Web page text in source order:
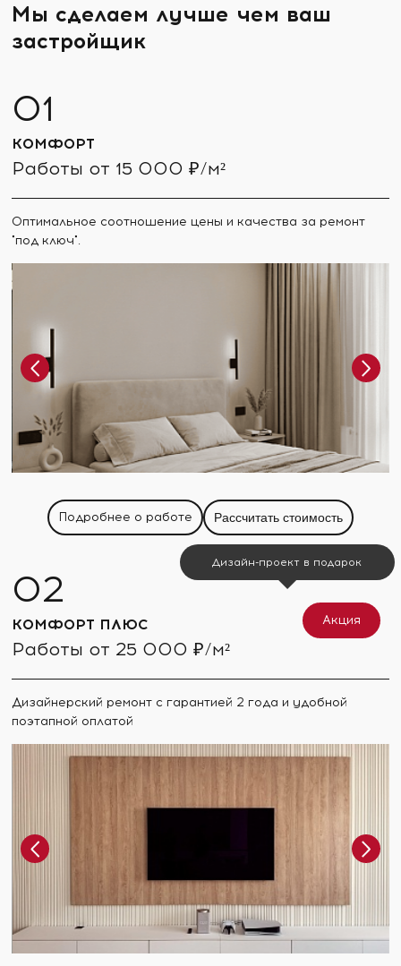
Мы сделаем лучше чем ваш
застройщик
КОМФОРТ
Работы от 15 000 ₽/м²
Оптимальное соотношение цены и качества за ремонт
"под ключ".
Подробнее о работе Рассчитать стоимость
КОМФОРТ ПЛЮС
Работы от 25 000 ₽/м²
Дизайнерский ремонт с гарантией 2 года и удобной
поэтапной оплатой
Акция
Дизайн-проект в подарок